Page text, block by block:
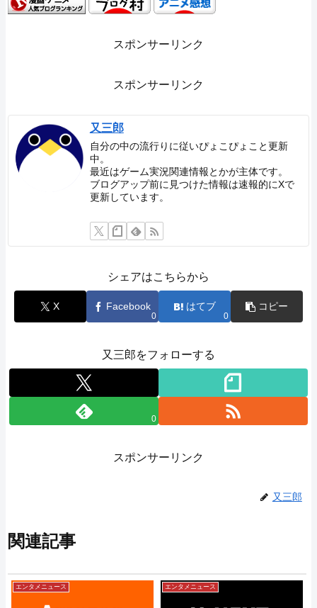
スポンサーリンク
スポンサーリンク
又三郎
自分の中の流行りに従いぴょこぴょこと更新
中。
最近はゲーム実況関連情報とかが主体です。
ブログアップ前に見つけた情報は速報的にXで
更新しています。
シェアはこちらから
X Facebook
0
はてブ
0
コピー
又三郎をフォローする
0
スポンサーリンク
又三郎
関連記事
エンタメニュース エンタメニュース